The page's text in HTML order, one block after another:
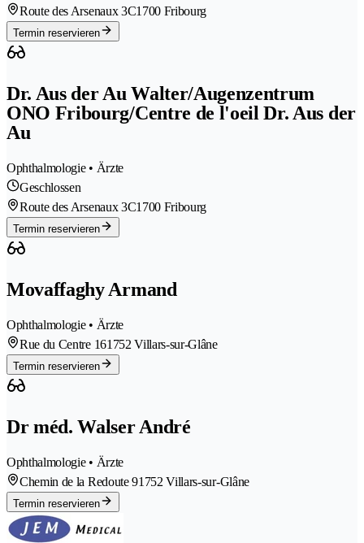
Route des Arsenaux 3C1700 Fribourg
Termin reservieren
Dr. Aus der Au Walter/Augenzentrum
ONO Fribourg/Centre de l'oeil Dr. Aus der
Au
Ophthalmologie • Ärzte
Geschlossen
Route des Arsenaux 3C1700 Fribourg
Termin reservieren
Movaffaghy Armand
Ophthalmologie • Ärzte
Rue du Centre 161752 Villars-sur-Glâne
Termin reservieren
Dr méd. Walser André
Ophthalmologie • Ärzte
Chemin de la Redoute 91752 Villars-sur-Glâne
Termin reservieren